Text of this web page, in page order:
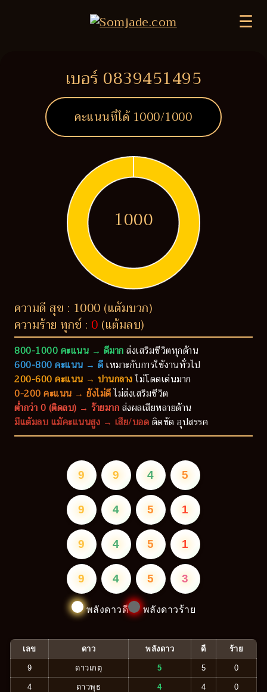
☰
เบอร์ 0839451495
คะแนนที่ได้ 1000/1000
1000
ความดี สุข : 1000 (แต้มบวก)
ความร้าย ทุกข์ : 0 (แต้มลบ)
800-1000 คะแนน → ดีมากส่งเสริมชีวิตทุกด้าน
600-800 คะแนน → ดีเหมาะกับการใช้งานทั่วไป
200-600 คะแนน → ปานกลางไม่โดดเด่นมาก
0-200 คะแนน → ยังไม่ดีไม่ส่งเสริมชีวิต
ต่ำกว่า 0 (ติดลบ) → ร้ายมากส่งผลเสียหลายด้าน
มีแต้มลบ แม้คะแนนสูง → เสีย/บอดติดขัด อุปสรรค
9 9 4 5
9 4 5 1
9 4 5 1
9 4 5 3
พลังดาวดี พลังดาวร้าย
เลข ดาว พลังดาว ดี ร้าย
9 ดาวเกตุ 5 5 0
4 ดาวพุธ 4 4 0